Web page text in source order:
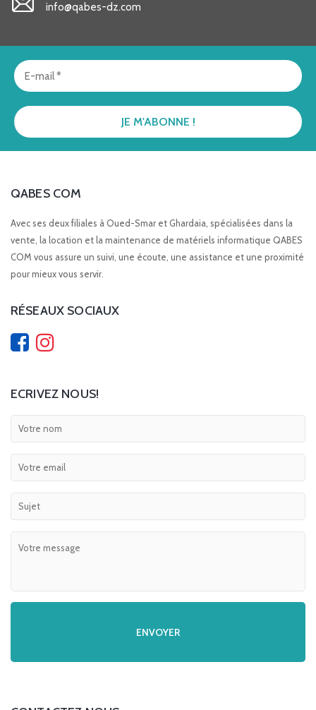
info@qabes-dz.com
QABES COM
Avec ses deux filiales à Oued-Smar et Ghardaia, spécialisées dans la
vente, la location et la maintenance de matériels informatique QABES
COM vous assure un suivi, une écoute, une assistance et une proximité
pour mieux vous servir.
RÉSEAUX SOCIAUX
ECRIVEZ NOUS!